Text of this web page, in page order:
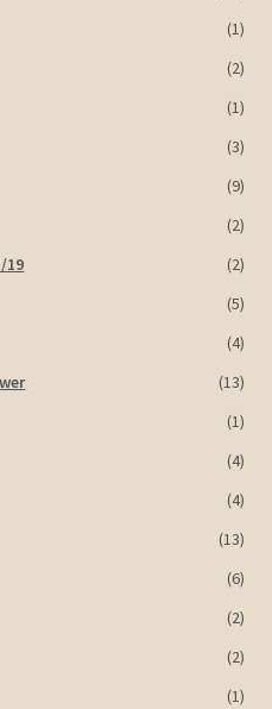
(1)
(2)
(1)
(3)
(9)
(2)
19
(2)
(5)
(4)
(13)
(1)
(4)
(4)
(13)
(6)
(2)
(2)
(1)